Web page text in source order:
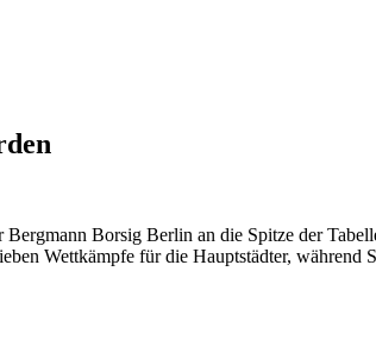
Borsig Berlin an die Spitze der
Wettkämpfe für die Hauptstädter,